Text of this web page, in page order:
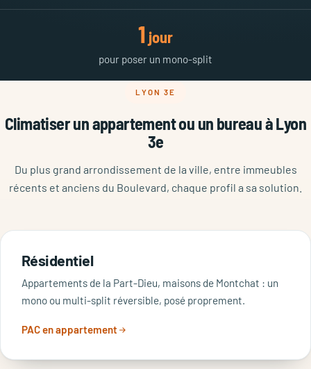
1 jour
pour poser un mono-split
LYON 3E
Climatiser un appartement ou un bureau à Lyon
3e
Du plus grand arrondissement de la ville, entre immeubles
récents et anciens du Boulevard, chaque profil a sa solution.
Résidentiel
Appartements de la Part-Dieu, maisons de Montchat : un
mono ou multi-split réversible, posé proprement.
PAC en appartement